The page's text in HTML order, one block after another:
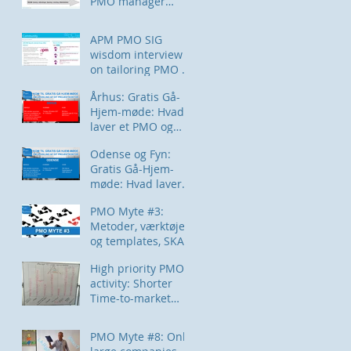
APM PMO SIG
wisdom interview
on tailoring PMO to
Århus: Gratis Gå-
Hjem-møde: Hvad
laver et PMO og
effekten?
Odense og Fyn:
Gratis Gå-Hjem-
møde: Hvad laver
måler du effekten?
PMO Myte #3:
Metoder, værktøjer
og templates, SKAL
for et PMO
High priority PMO-
activity: Shorter
Time-to-market
PMO Myte #8: Only